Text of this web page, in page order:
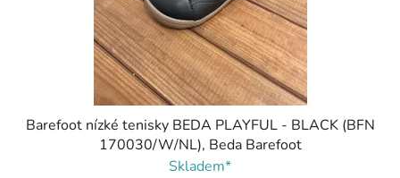
Barefoot nízké tenisky BEDA PLAYFUL - BLACK (BFN
170030/W/NL), Beda Barefoot
Skladem*